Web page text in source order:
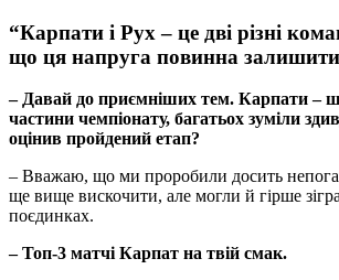
“Карпати і Рух – це дві різні
що ця напруга повинна
– Давай до приємніших тем. Карпати –
частини чемпіонату, багатьох зуміли
оцінив пройдений етап?
– Вважаю, що ми проробили досить
ще вище вискочити, але могли й гірше
поєдинках.
– Топ-3 матчі Карпат на твій смак.